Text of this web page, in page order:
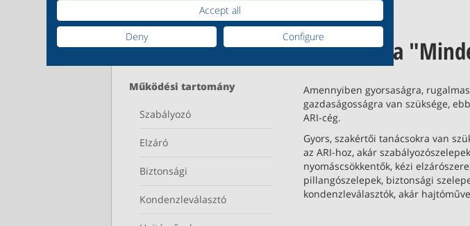
Új termékek
többet
Szabályozás
többet
Elzárás
Tudjon meg
többet
Ipar
Széleskörű alkalmazhatóság
termék az ipar számára
Tudjon meg többet
Vegyipar
Igény szerinti, egymásra
termékmegoldások 200.000
változat a vegyipar számára
Tudjon meg többet
Sokoldalú
előnyei
Termékkalógus
Használja a
Amennyiben gyorsaságra,
gazdaságosságra van szüksége,
ARI-cég.
Gyors, szakértői tanácsokra van
az ARI-hoz, akár
nyomáscsökkentők, kézi
pillangószelepek, biztonsági
kondenzleválasztók, akár
Keresés pontosítása
Működési tartomány
Szabályozó
Elzáró
Biztonsági
Kondenzleválasztó
Accept all
Deny
Configure